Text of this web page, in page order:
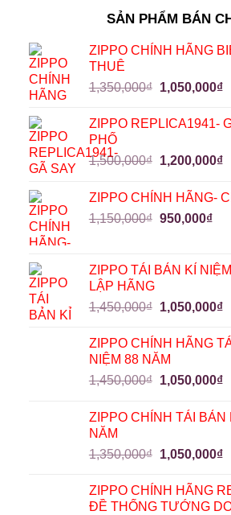
SẢN PHẨM BÁN
ZIPPO CHÍNH HÃNG
THUÊ
1,350,000₫ 1,050,000₫
ZIPPO REPLICA1941-
PHỐ
1,500,000₫ 1,200,000₫
ZIPPO CHÍNH HÃNG-
1,150,000₫ 950,000₫
ZIPPO TÁI BẢN KỈ
LẬP HÃNG
1,450,000₫ 1,050,000₫
ZIPPO CHÍNH HÃNG
NIỆM 88 NĂM
1,450,000₫ 1,050,000₫
ZIPPO CHÍNH TÁI BẢN
NĂM
1,350,000₫ 1,050,000₫
ZIPPO CHÍNH HÃNG
ĐỀ THỐNG TƯỚNG